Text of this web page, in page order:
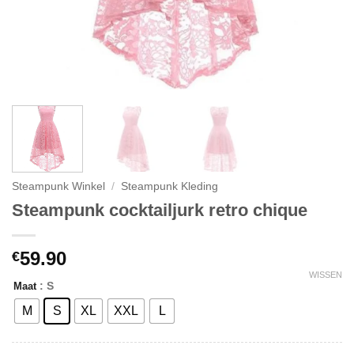
Steampunk Winkel / Steampunk Kleding
Steampunk cocktailjurk retro chique
€59.90
Maat : S
M S XL XXL L
WISSEN